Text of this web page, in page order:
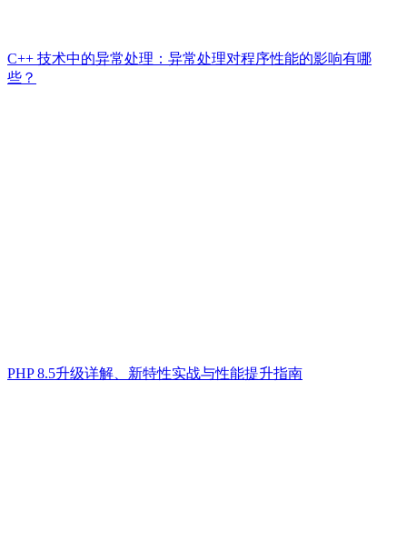
C++ 技术中的异常处理：异常处理对程序性能的影响有哪
些？
PHP 8.5升级详解、新特性实战与性能提升指南